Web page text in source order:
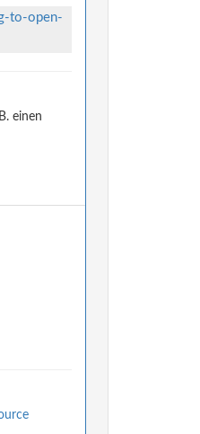
to-open-
einen